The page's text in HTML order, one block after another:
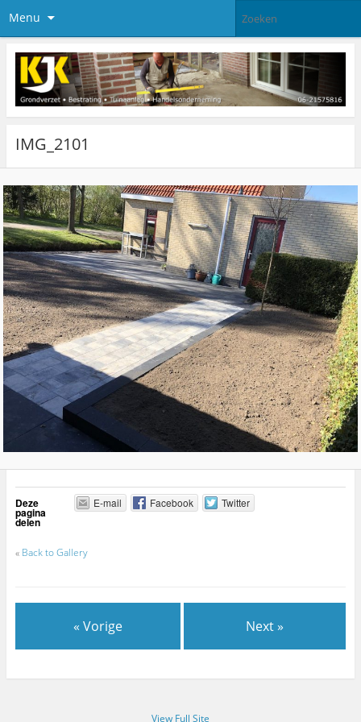
Menu
IMG_2101
Deze
pagina
delen
E-mail Facebook Twitter
« Back to Gallery
« Vorige Next »
View Full Site